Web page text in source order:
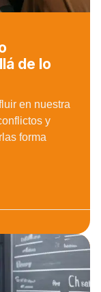
de lo
en nuestra
y
forma